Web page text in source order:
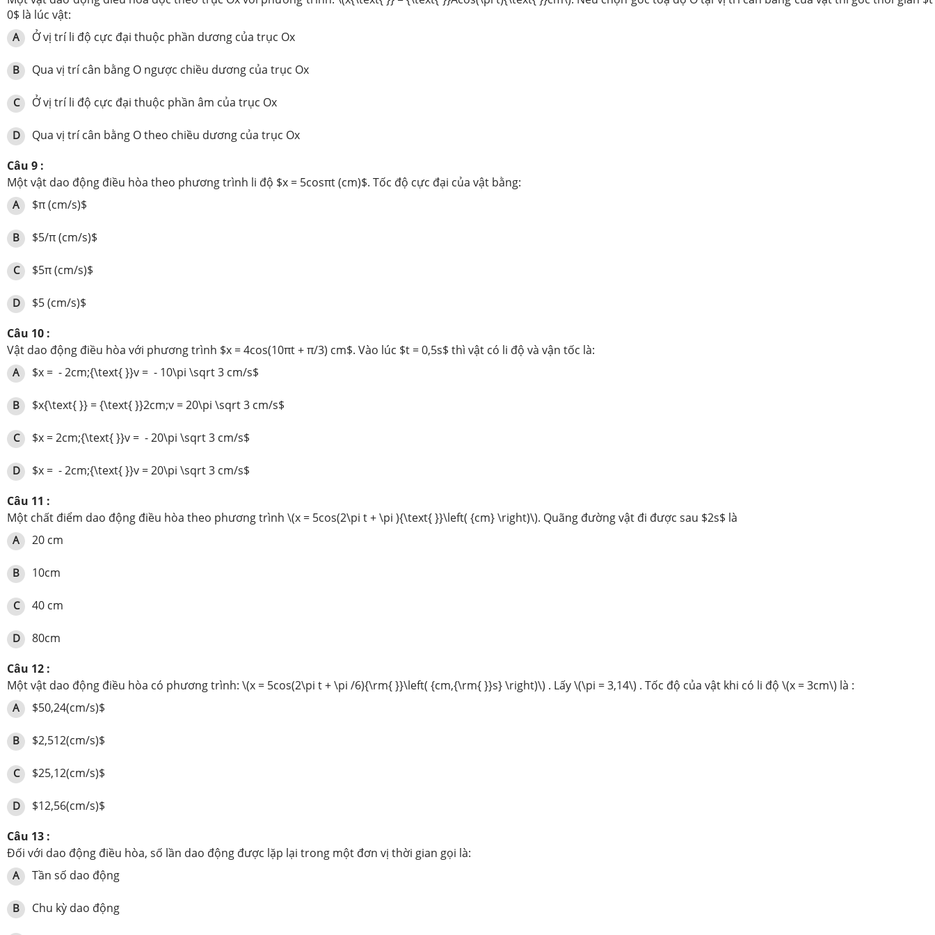
0$ là lúc vật:
A Ở vị trí li độ cực đại thuộc phần dương của trục Ox
B Qua vị trí cân bằng O ngược chiều dương của trục Ox
C Ở vị trí li độ cực đại thuộc phần âm của trục Ox
D
Qua vị trí cân bằng O theo chiều dương của trục Ox
Câu 9 :
Một vật dao động điều hòa theo phương trình li độ $x = 5cosπt (cm)$. Tốc độ cực đại của vật bằng:
A $π (cm/s)$
B $5/π (cm/s)$
C $5π (cm/s)$
D
$5 (cm/s)$
Câu 10 :
Vật dao động điều hòa với phương trình $x = 4cos(10πt + π/3) cm$. Vào lúc $t = 0,5s$ thì vật có li độ và vận tốc là:
A $x = - 2cm;{\text{ }}v = - 10\pi \sqrt 3 cm/s$
B $x{\text{ }} = {\text{ }}2cm;v = 20\pi \sqrt 3 cm/s$
C $x = 2cm;{\text{ }}v = - 20\pi \sqrt 3 cm/s$
D
$x = - 2cm;{\text{ }}v = 20\pi \sqrt 3 cm/s$
Câu 11 :
Một chất điểm dao động điều hòa theo phương trình \(x = 5cos(2\pi t + \pi ){\text{ }}\left( {cm} \right)\). Quãng đường vật đi được sau $2s$ là
A 20 cm
B 10cm
C 40 cm
D
80cm
Câu 12 :
Một vật dao động điều hòa có phương trình: \(x = 5cos(2\pi t + \pi /6){\rm{ }}\left( {cm,{\rm{ }}s} \right)\) . Lấy \(\pi = 3,14\) . Tốc độ của vật khi có li độ \(x = 3cm\) là :
A $50,24(cm/s)$
B $2,512(cm/s)$
C $25,12(cm/s)$
D
$12,56(cm/s)$
Câu 13 :
Đối với dao động điều hòa, số lần dao động được lặp lại trong một đơn vị thời gian gọi là:
A Tần số dao động
B Chu kỳ dao động